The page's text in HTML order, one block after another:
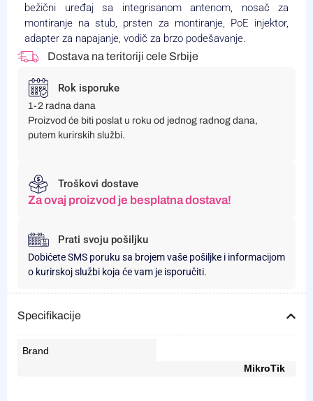
bežični uređaj sa integrisanom antenom, nosač za
montiranje na stub, prsten za montiranje, PoE injektor,
adapter za napajanje, vodič za brzo podešavanje.
Dostava na teritoriji cele Srbije
Rok isporuke
1-2 radna dana
Proizvod će biti poslat u roku od jednog radnog dana,
putem kurirskih službi.
Troškovi dostave
Za ovaj proizvod je besplatna dostava!
Prati svoju pošiljku
Dobićete SMS poruku sa brojem vaše pošiljke i informacijom
o kurirskoj službi koja će vam je isporučiti.
Specifikacije
Brand
MikroTik